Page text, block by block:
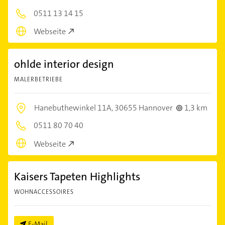
0511 13 14 15
Webseite
ohlde interior design
MALERBETRIEBE
Hanebuthewinkel 11A,30655 Hannover
1,3 km
0511 80 70 40
Webseite
Kaisers Tapeten Highlights
WOHNACCESSOIRES